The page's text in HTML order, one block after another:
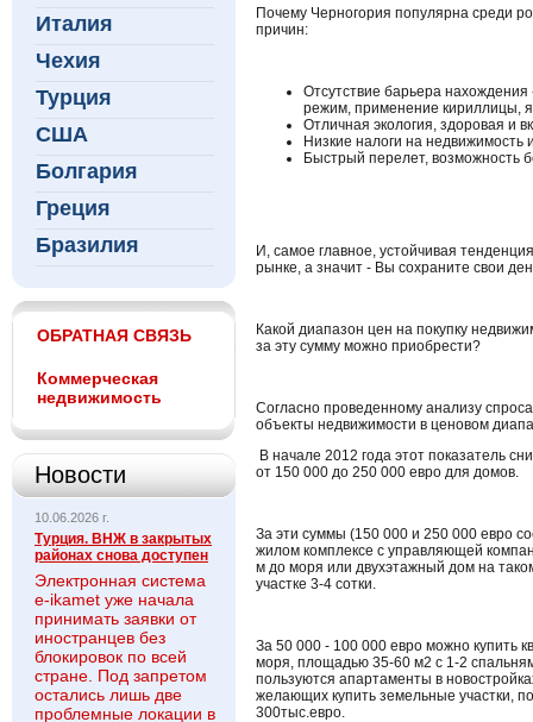
Италия
Чехия
Турция
США
Болгария
Греция
Бразилия
ОБРАТНАЯ СВЯЗЬ
Коммерческая
недвижимость
Новости
10.06.2026 г.
Турция. ВНЖ в закрытых
районах снова доступен
Электронная система
e-ikamet уже начала
принимать заявки от
иностранцев без
блокировок по всей
стране. Под запретом
остались лишь две
проблемные локации в
Почему Черногория популярна среди
причин:
Отсутствие барьера
режим, применение кириллицы,
Отличная экология, здоровая и
Низкие налоги на недвижимость
Быстрый перелет, возможность
И, самое главное, устойчивая
рынке, а значит - Вы сохраните свои
Какой диапазон цен на покупку
за эту сумму можно приобрести?
Согласно проведенному анализу
объекты недвижимости в ценовом
В начале 2012 года этот показатель
от 150 000 до 250 000 евро для домов.
За эти суммы (150 000 и 250 000 евро
жилом комплексе с управляющей
м до моря или двухэтажный дом на
участке 3-4 сотки.
За 50 000 - 100 000 евро можно купить
моря, площадью 35-60 м2 с 1-2
пользуются апартаменты в
желающих купить земельные участки,
300тыс.евро.